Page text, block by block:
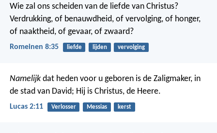
Wie zal ons scheiden van de liefde van Christus?
Verdrukking, of benauwdheid, of vervolging, of honger,
of naaktheid, of gevaar, of zwaard?
Romeinen 8:35 liefde lijden vervolging
Namelijk dat heden voor u geboren is de Zaligmaker, in
de stad van David; Hij is Christus, de Heere.
Lucas 2:11 Verlosser Messias kerst